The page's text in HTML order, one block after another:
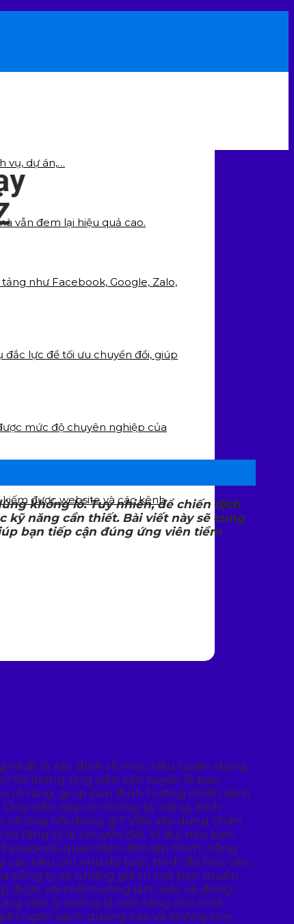
vụ, dự án,…
vẫn đem lại hiệu quả cao.
như Facebook, Google, Zalo,
lực để tối ưu chuyển đổi, giúp
mức độ chuyên nghiệp của
được website và các kênh
khổng lồ. Tuy nhiên, để chiến dịch
kỹ năng cần thiết. Bài viết này sẽ cung
bạn tiếp cận đúng ứng viên tiềm
nhất là xác định rõ mục tiêu tuyển dụng
Số lượng ứng viên cần tuyển là bao
rõ ràng, giúp bạn định hướng chiến dịch
viên này có những kỹ năng, kinh
nội dung gì? Việc xây dựng chân
tăng tỷ lệ chuyển đổi. Ví dụ, nếu bạn
quan tâm đến lập trình, công
các tiêu chí như độ tuổi, trình độ học vấn,
công ty và những giá trị mà bạn muốn
được với môi trường làm việc và đóng
viên lý tưởng là nền tảng cho một
ngân sách quảng cáo và không tìm